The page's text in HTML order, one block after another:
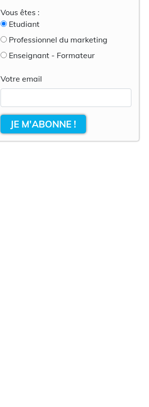
Vous êtes :
Etudiant
Professionnel du marketing
Enseignant - Formateur
Votre email